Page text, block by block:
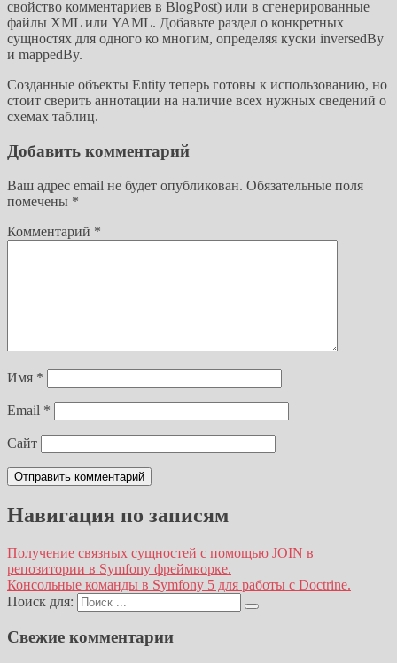
свойство комментариев в BlogPost) или в сгенерированные
файлы XML или YAML. Добавьте раздел о конкретных
сущностях для одного ко многим, определяя куски inversedBy
и mappedBy.
Созданные объекты Entity теперь готовы к использованию, но
стоит сверить аннотации на наличие всех нужных сведений о
схемах таблиц.
Добавить комментарий
Ваш адрес email не будет опубликован. Обязательные поля
помечены *
Комментарий *
Имя *
Email *
Сайт
Навигация по записям
Получение связных сущностей с помощью JOIN в
репозитории в Symfony фреймворке.
Консольные команды в Symfony 5 для работы с Doctrine.
Поиск для:
Свежие комментарии